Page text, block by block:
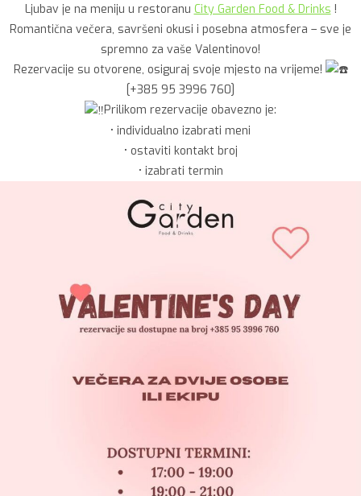
Ljubav je na meniju u restoranu City Garden Food & Drinks !
Romantična večera, savršeni okusi i posebna atmosfera – sve je
spremno za vaše Valentinovo!
Rezervacije su otvorene, osiguraj svoje mjesto na vrijeme!
[+385 95 3996 760]
Prilikom rezervacije obavezno je:
•⁠ ⁠individualno izabrati meni
•⁠ ⁠ostaviti kontakt broj
•⁠ ⁠izabrati termin